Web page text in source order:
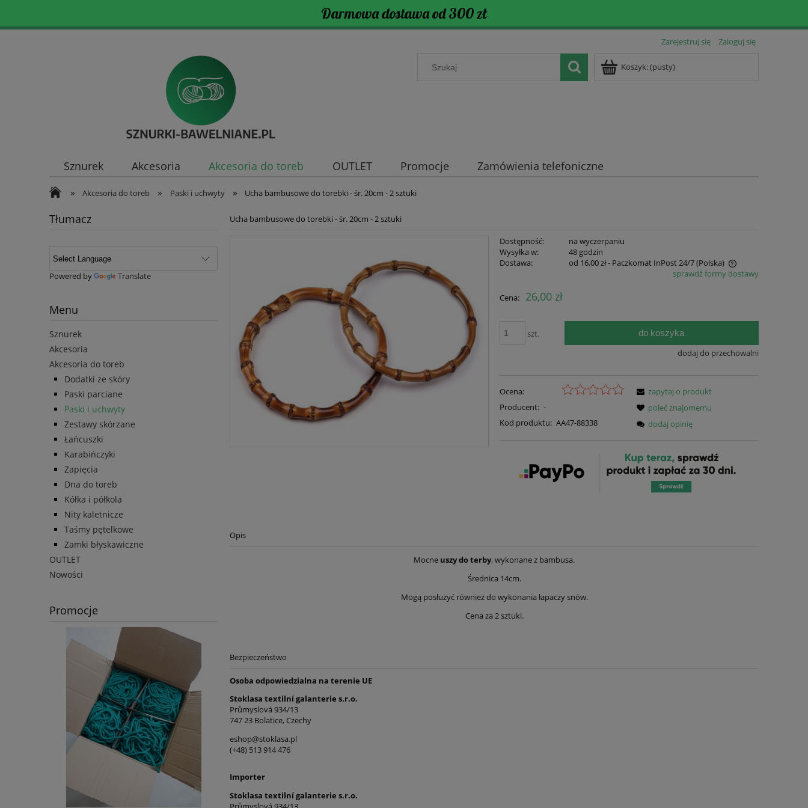
Darmowa dostawa od 300 zł
Zarejestruj się Zaloguj się
Koszyk:(pusty)
Sznurek Akcesoria Akcesoria do toreb OUTLET Promocje Zamówienia telefoniczne
» Akcesoria do toreb » Paski i uchwyty » Ucha bambusowe do torebki - śr. 20cm - 2 sztuki
Tłumacz
Powered by Translate
Menu
Sznurek
Akcesoria
Akcesoria do toreb
Dodatki ze skóry
Paski parciane
Paski i uchwyty
Zestawy skórzane
Łańcuszki
Karabińczyki
Zapięcia
Dna do toreb
Kółka i półkola
Nity kaletnicze
Taśmy pętelkowe
Zamki błyskawiczne
OUTLET
Nowości
Promocje
Ucha bambusowe do torebki - śr. 20cm - 2 sztuki
Dostępność:
na wyczerpaniu
Wysyłka w:
48 godzin
Dostawa:
od 16,00 zł- Paczkomat InPost 24/7(Polska)
sprawdź formy dostawy
Cena: 26,00 zł
szt. do koszyka
dodaj do przechowalni
Ocena:
Producent: -
Kod produktu: AA47-88338
zapytaj o produkt
poleć znajomemu
dodaj opinię
Opis
Mocne uszy do terby, wykonane z bambusa.
Średnica 14cm.
Mogą posłużyć również do wykonania łapaczy snów.
Cena za 2 sztuki.
Bezpieczeństwo
Osoba odpowiedzialna na terenie UE
Stoklasa textilní galanterie s.r.o.
Průmyslová 934/13
747 23 Bolatice, Czechy
eshop@stoklasa.pl
(+48) 513 914 476
Importer
Stoklasa textilní galanterie s.r.o.